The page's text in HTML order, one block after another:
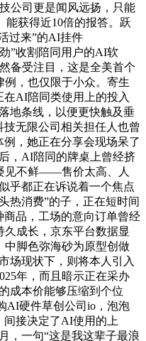
公司更是闻风远扬，只能
能获得近10倍的报答。跃
过来”的AI挂件
”收割陪同用户的AI软
备受注目，这是全美首个
，也仅限于小众。寄生
AI陪同类使用上的投入
地条线，以便更快触及垂
无限公司相关担任人也曾
，她正在分享会现场呆了
，AI陪同的牌桌上曾经挤
见不鲜——售价太高、人
乎都正在诉说着一个焦点
热消费”的子，正在短时间
品，工场的意向订单曾经
成长，京东平台数据显
脚色弥海砂为原型创做
场现状下，则将本人引入
年，而且暗示正在采办
成本价能够压缩到个位
AI硬件草创公司io，泡泡
接决定了AI使用的上
，一句“这是我这辈子最浪